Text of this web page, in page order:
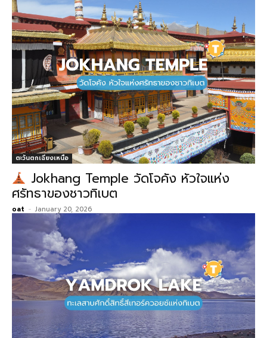
ตะวันตกเฉียงเหนือ
Jokhang Temple วัดโจคัง หัวใจแห่ง
ศรัทธาของชาวทิเบต
oat - January 20, 2026